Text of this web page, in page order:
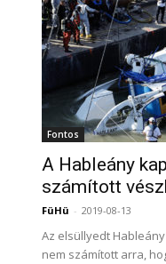
Fontos
A Hableány
számított
FüHü - 2019-08-13
Az elsüllyedt
nem számított arra,